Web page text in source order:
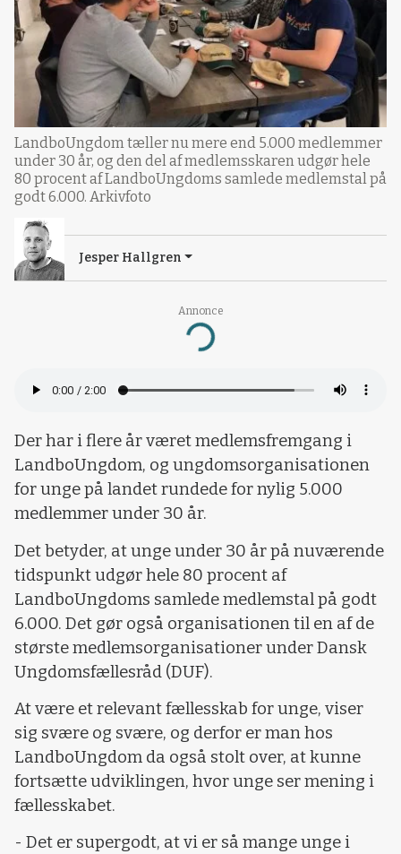
Annonce
Loading...
LandboUngdom tæller nu mere end 5.000 medlemmer
under 30 år, og den del af medlemsskaren udgør hele
80 procent af LandboUngdoms samlede medlemstal på
godt 6.000. Arkivfoto
Jesper Hallgren
Der har i flere år været medlemsfremgang i
LandboUngdom, og ungdomsorganisationen
for unge på landet rundede for nylig 5.000
medlemmer under 30 år.
Det betyder, at unge under 30 år på nuværende
tidspunkt udgør hele 80 procent af
LandboUngdoms samlede medlemstal på godt
6.000. Det gør også organisationen til en af de
største medlemsorganisationer under Dansk
Ungdomsfællesråd (DUF).
At være et relevant fællesskab for unge, viser
sig svære og svære, og derfor er man hos
LandboUngdom da også stolt over, at kunne
fortsætte udviklingen, hvor unge ser mening i
fællesskabet.
- Det er supergodt, at vi er så mange unge i